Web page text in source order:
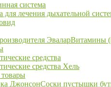
система
для лечения дыхательной
ЭваларВитамины
средства
средства Хель
товары
ДжонсонСоски пустышки